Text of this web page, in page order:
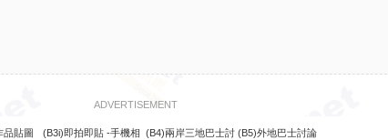
ADVERTISEMENT
品貼圖
(B3i)即拍即貼 -手機相 (B4)兩岸三地巴士討 (B5)外地巴士討論